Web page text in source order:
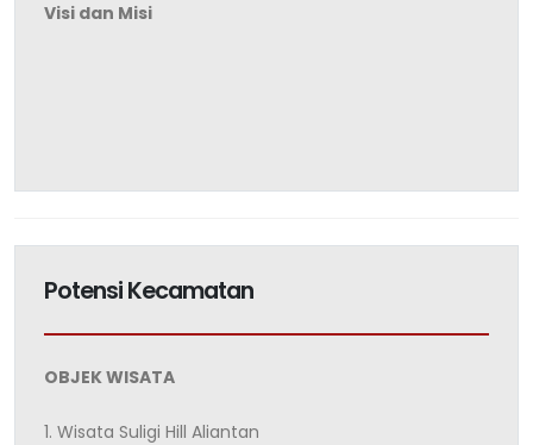
Visi dan Misi
Potensi Kecamatan
OBJEK WISATA
1. Wisata Suligi Hill Aliantan